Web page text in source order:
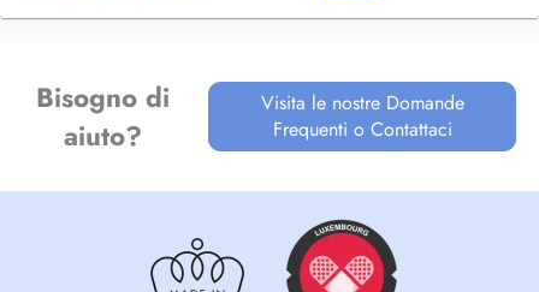
Bisogno di
aiuto?
Visita le nostre Domande
Frequenti o Contattaci